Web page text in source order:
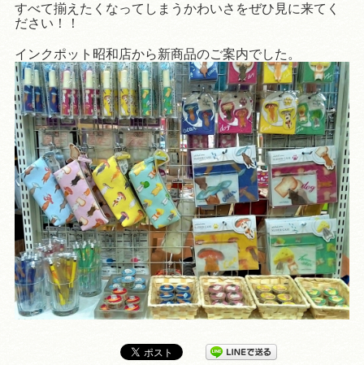
すべて揃えたくなってしまうかわいさをぜひ見に来てく
ださい！！
インクポット昭和店から新商品のご案内でした。